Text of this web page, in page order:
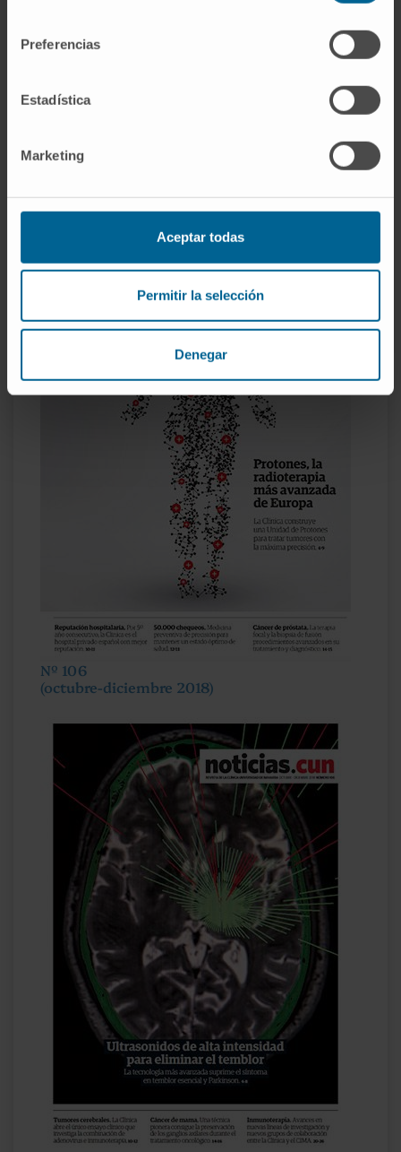
Preferencias
Estadística
Marketing
Aceptar todas
Permitir la selección
Denegar
Nº 106
(octubre-diciembre 2018)